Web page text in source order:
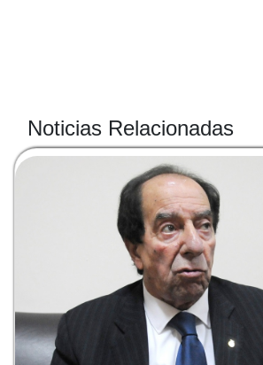
Noticias Relacionadas